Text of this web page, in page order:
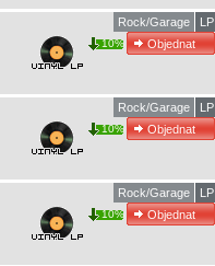
LP
Rock/Garage
10%
LP
Rock/Garage
10%
LP
Rock/Garage
10%